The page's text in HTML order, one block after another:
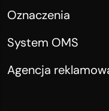
Oznaczenia
System OMS
Agencja